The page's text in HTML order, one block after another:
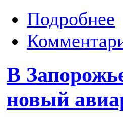
Подробнее
В
новый